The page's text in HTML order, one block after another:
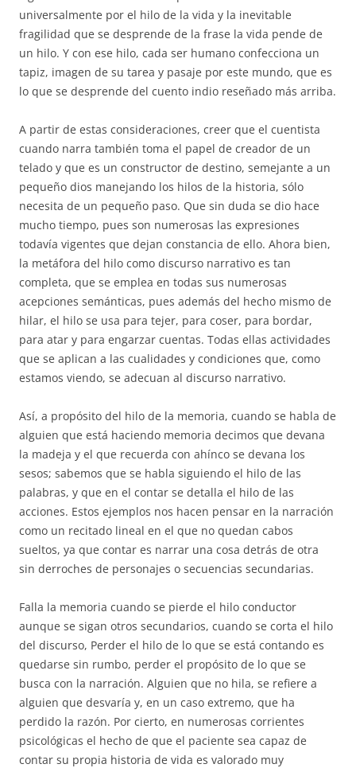
universalmente por el hilo de la vida y la inevitable
fragilidad que se desprende de la frase la vida pende de
un hilo. Y con ese hilo, cada ser humano confecciona un
tapiz, imagen de su tarea y pasaje por este mundo, que es
lo que se desprende del cuento indio reseñado más arriba.
A partir de estas consideraciones, creer que el cuentista
cuando narra también toma el papel de creador de un
telado y que es un constructor de destino, semejante a un
pequeño dios manejando los hilos de la historia, sólo
necesita de un pequeño paso. Que sin duda se dio hace
mucho tiempo, pues son numerosas las expresiones
todavía vigentes que dejan constancia de ello. Ahora bien,
la metáfora del hilo como discurso narrativo es tan
completa, que se emplea en todas sus numerosas
acepciones semánticas, pues además del hecho mismo de
hilar, el hilo se usa para tejer, para coser, para bordar,
para atar y para engarzar cuentas. Todas ellas actividades
que se aplican a las cualidades y condiciones que, como
estamos viendo, se adecuan al discurso narrativo.
Así, a propósito del hilo de la memoria, cuando se habla de
alguien que está haciendo memoria decimos que devana
la madeja y el que recuerda con ahínco se devana los
sesos; sabemos que se habla siguiendo el hilo de las
palabras, y que en el contar se detalla el hilo de las
acciones. Estos ejemplos nos hacen pensar en la narración
como un recitado lineal en el que no quedan cabos
sueltos, ya que contar es narrar una cosa detrás de otra
sin derroches de personajes o secuencias secundarias.
Falla la memoria cuando se pierde el hilo conductor
aunque se sigan otros secundarios, cuando se corta el hilo
del discurso, Perder el hilo de lo que se está contando es
quedarse sin rumbo, perder el propósito de lo que se
busca con la narración. Alguien que no hila, se refiere a
alguien que desvaría y, en un caso extremo, que ha
perdido la razón. Por cierto, en numerosas corrientes
psicológicas el hecho de que el paciente sea capaz de
contar su propia historia de vida es valorado muy